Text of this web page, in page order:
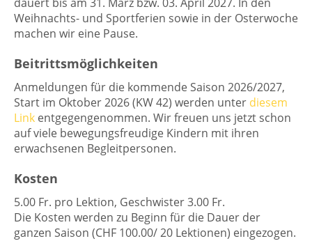
Weihnachts- und Sportferien sowie in der Osterwoche
machen wir eine Pause.
Beitrittsmöglichkeiten
Anmeldungen für die kommende Saison 2026/2027,
Start im Oktober 2026 (KW 42) werden unter diesem
Link entgegengenommen. Wir freuen uns jetzt schon
auf viele bewegungsfreudige Kindern mit ihren
erwachsenen Begleitpersonen.
Kosten
5.00 Fr. pro Lektion, Geschwister 3.00 Fr.
Die Kosten werden zu Beginn für die Dauer der
ganzen Saison (CHF 100.00/ 20 Lektionen) eingezogen.